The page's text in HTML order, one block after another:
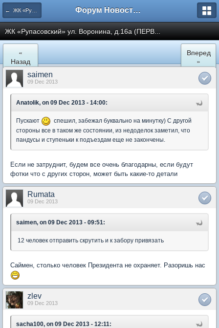
← ЖК «Рупасовский» Форум Новостройки
ЖК «Рупасовский» ул. Воронина, д.16а (ПЕРВ...
«
Назад
Вперед
»
saimen
09 Dec 2013
Anatolik, on 09 Dec 2013 - 14:00:
Пускают
спешил, забежал буквально на минутку) С другой
стороны все в таком же состоянии, из недоделок заметил, что
пандусы и ступеньки к подъездам еще не закончены.
Если не затруднит, будем все очень благодарны, если будут
фотки что с других сторон, может быть какие-то детали
Rumata
09 Dec 2013
saimen, on 09 Dec 2013 - 09:51:
12 человек отправить скрутить и к забору привязать
Саймен, столько человек Президента не охраняет. Разоришь нас
zlev
09 Dec 2013
sacha100, on 09 Dec 2013 - 12:11: